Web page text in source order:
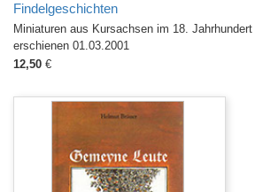
Findelgeschichten
Miniaturen aus Kursachsen im 18. Jahrhundert
erschienen 01.03.2001
12,50 €